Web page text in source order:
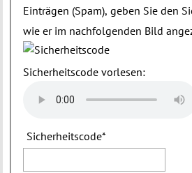
Einträgen (Spam), geben Sie den
wie er im nachfolgenden Bild
Sicherheitscode vorlesen:
Sicherheitscode*